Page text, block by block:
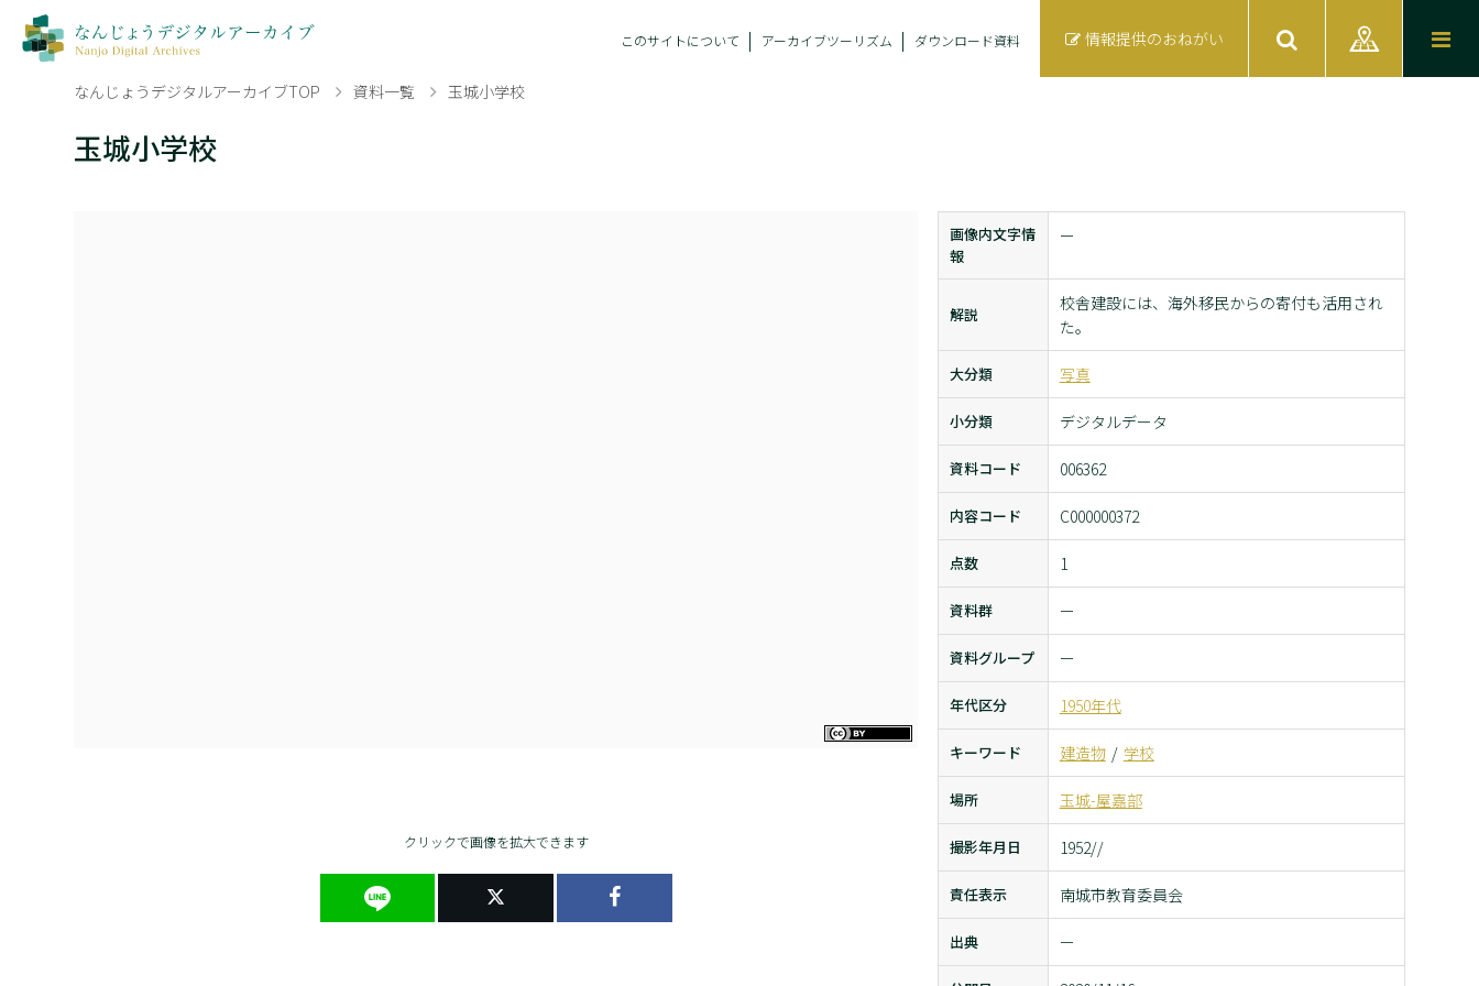
このサイトについて アーカイブツーリズム ダウンロード資料 情報提供のおねがい
なんじょうデジタルアーカイブTOP 資料一覧 玉城小学校
玉城小学校
クリックで画像を拡大できます
画像内文字情
報
ー
解説
校舎建設には、海外移民からの寄付も活用され
た。
大分類 写真
小分類 デジタルデータ
資料コード 006362
内容コード C000000372
点数 1
資料群 ー
資料グループ ー
年代区分 1950年代
キーワード 建造物 学校
場所 玉城-屋嘉部
撮影年月日 1952//
責任表示 南城市教育委員会
出典 ー